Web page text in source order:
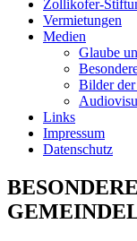
Zollikofer-
Vermietungen
Medien
Glaube
Bilder
Links
Impressum
Datenschutz